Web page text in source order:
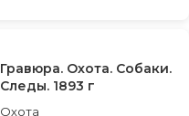
Гравюра. Охота. Собаки.
Следы. 1893 г
Охота